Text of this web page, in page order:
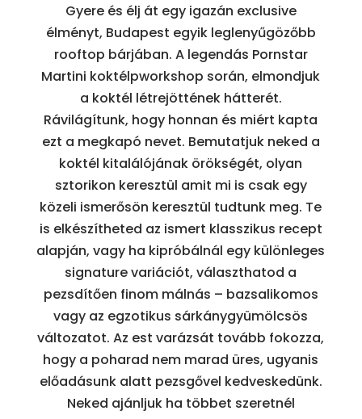
Gyere és élj át egy igazán exclusive
élményt, Budapest egyik leglenyűgözőbb
rooftop bárjában. A legendás Pornstar
Martini koktélpworkshop során, elmondjuk
a koktél létrejöttének hátterét.
Rávilágítunk, hogy honnan és miért kapta
ezt a megkapó nevet. Bemutatjuk neked a
koktél kitalálójának örökségét, olyan
sztorikon keresztül amit mi is csak egy
közeli ismerősön keresztül tudtunk meg. Te
is elkészítheted az ismert klasszikus recept
alapján, vagy ha kipróbálnál egy különleges
signature variációt, választhatod a
pezsdítően finom málnás – bazsalikomos
vagy az egzotikus sárkánygyümölcsös
változatot. Az est varázsát tovább fokozza,
hogy a poharad nem marad üres, ugyanis
előadásunk alatt pezsgővel kedveskedünk.
Neked ajánljuk ha többet szeretnél